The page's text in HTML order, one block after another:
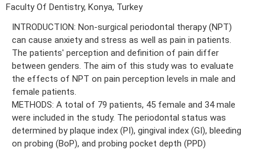
Faculty Of Dentistry, Konya, Turkey
INTRODUCTION: Non-surgical periodontal therapy (NPT)
can cause anxiety and stress as well as pain in patients.
The patients' perception and definition of pain differ
between genders. The aim of this study was to evaluate
the effects of NPT on pain perception levels in male and
female patients.
METHODS: A total of 79 patients, 45 female and 34 male
were included in the study. The periodontal status was
determined by plaque index (PI), gingival index (GI), bleeding
on probing (BoP), and probing pocket depth (PPD)